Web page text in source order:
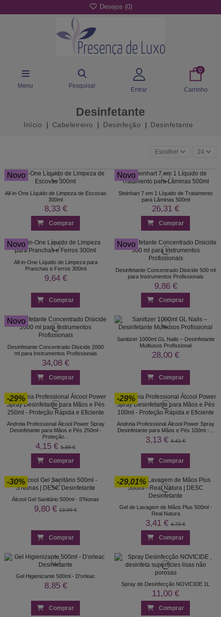
Desejos (0)
Menu Pesquisar
Entrar
0
Carrinho
Desinfetante
Início Cabeleireiro Desinfeção Desinfetante
Escolher 24
Novo
All-in-One Líquido de Limpeza de Escovas
300ml
8,33 €
Comprar
Novo
Steinhart 7 em 1 Líquido de Tratamento
para Lâminas 500ml
26,31 €
Comprar
Novo
All-in-One Líquido de Limpeza para
Pranchas e Ferros 300ml
9,64 €
Comprar
Novo
Desinfetante Concentrado Disicide 500 ml
para Instrumentos Profissionais
9,86 €
Comprar
Novo
Desinfetante Concentrado Disicide 2000
ml para Instrumentos Profissionais
34,08 €
Comprar
Sanitizer 1000ml GL Nails – Desinfetante
Multiusos Profissional
28,00 €
Comprar
-29%
Andreia Professional Álcool Power Spray
Desinfetante para Mãos e Pés 250ml -
Proteção...
4,15 € 5,85 €
Comprar
-29%
Andreia Professional Álcool Power Spray
Desinfetante para Mãos e Pés 100ml -...
3,13 € 4,41 €
Comprar
-30%
Álcool Gel Sanitário 500ml - S'Nonas
9,80 € 13,99 €
Comprar
-29,01%
Gel de Lavagem de Mãos Plus 500ml -
Real Natura
3,41 € 4,79 €
Comprar
Gel Higienizante 500ml - D'orleac
8,85 €
Comprar
Spray de Desinfecção NOVICIDE 1L
11,00 €
Comprar